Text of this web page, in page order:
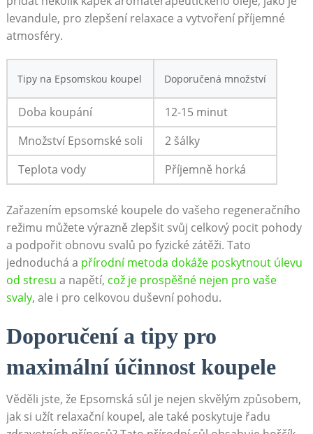
levandule, pro zlepšení relaxace a vytvoření příjemné
atmosféry.
Tipy na Epsomskou koupel Doporučená množství
Doba koupání
12-15 minut
Množství Epsomské soli
2 šálky
Teplota vody
Příjemně horká
Zařazením epsomské koupele do vašeho regeneračního
režimu můžete výrazně zlepšit svůj celkový pocit pohody
a podpořit obnovu svalů po fyzické zátěži. Tato
jednoduchá a přírodní metoda dokáže poskytnout úlevu
od stresu a napětí, což je prospěšné nejen pro vaše
svaly, ale i pro celkovou duševní pohodu.
Doporučení a tipy pro
maximální účinnost koupele
Věděli jste, že Epsomská sůl je nejen skvělým způsobem,
jak si užít relaxační koupel, ale také poskytuje řadu